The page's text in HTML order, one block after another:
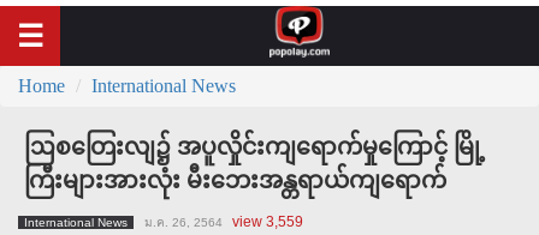
Home International News
ဩစတြေးလျ၌ အပူလှိုင်းကျရောက်မှုကြောင့် မြို့
ကြီးများအားလုံး မီးဘေးအန္တရာယ်ကျရောက်
International News ม.ค. 26, 2564 view 3,559